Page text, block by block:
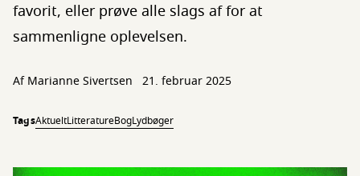
favorit, eller prøve alle slags af for at
sammenligne oplevelsen.
AfMarianne Sivertsen 21. februar 2025
TagsAktueltLitteratureBogLydbøger